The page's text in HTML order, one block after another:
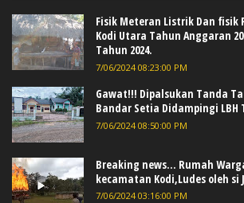
Fisik Meteran Listrik Dan fisik
Kodi Utara Tahun Anggaran
Tahun 2024.
7/06/2024 08:23:00 PM
Gawat!!! Dipalsukan Tanda
Bandar Setia Didampingi LBH
7/06/2024 08:50:00 PM
Breaking news... Rumah
kecamatan Kodi,Ludes oleh si
7/06/2024 03:16:00 PM